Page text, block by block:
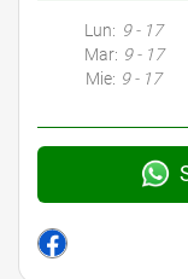
Lun: 9 - 17
Mar: 9 - 17
Mie: 9 - 17